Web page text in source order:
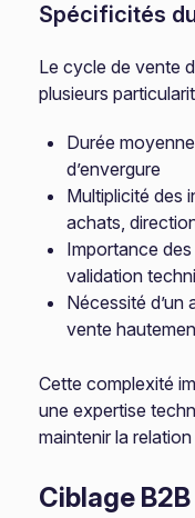
Spécificités
Le cycle de vente
plusieurs
Durée
d’envergure
Multiplicité des
achats,
Importance
validation
Nécessité
vente
Cette complexité
une expertise
maintenir la
Ciblage